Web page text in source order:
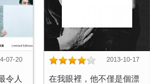
07-20
令人
2013-10-17
在我眼裡，他不僅是個漂